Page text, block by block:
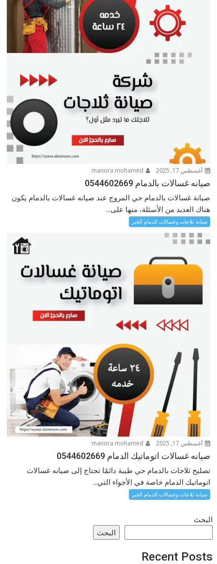
أغسطس 17, 2025
صيانه غسالات بالدمام 0544602669
صيانة غسالات بالدمام حي المروج عند صيانه غسالات بالدمام يكون
هناك العديد من الأسئلة، منها على...
صيانة ثلاجات وغسالات الدمام الخبر
أغسطس 17, 2025
صيانه غسالات اتوماتيك الدمام 0544602669
تصليح ثلاجات بالدمام حي طيبة دائمًا تحتاج إلى صيانه غسالات
اتوماتيك الدمام خاصة في الأجواء التي...
صيانة ثلاجات وغسالات الدمام الخبر
البحث
البحث
Recent Posts